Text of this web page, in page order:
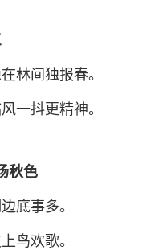
林间独报春。
一抖更精神。
秋色
底事多。
鸟欢歌。